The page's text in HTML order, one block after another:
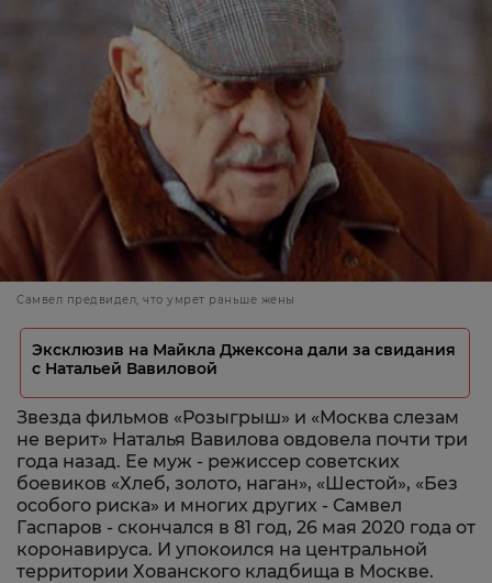
Самвел предвидел, что умрет раньше жены
Эксклюзив на Майкла Джексона дали за свидания
с Натальей Вавиловой
Звезда фильмов «Розыгрыш» и «Москва слезам
не верит» Наталья Вавилова овдовела почти три
года назад. Ее муж - режиссер советских
боевиков «Хлеб, золото, наган», «Шестой», «Без
особого риска» и многих других - Самвел
Гаспаров - скончался в 81 год, 26 мая 2020 года от
коронавируса. И упокоился на центральной
территории Хованского кладбища в Москве.